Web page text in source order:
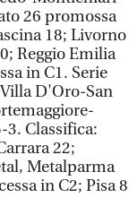
26 promossa
18; Livorno
Reggio Emilia
in C1. Serie
D'Oro-San
3. Classifica:
22;
Metalparma
in C2; Pisa 8